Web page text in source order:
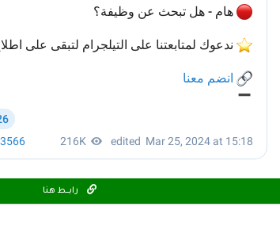
رابـــط هنا